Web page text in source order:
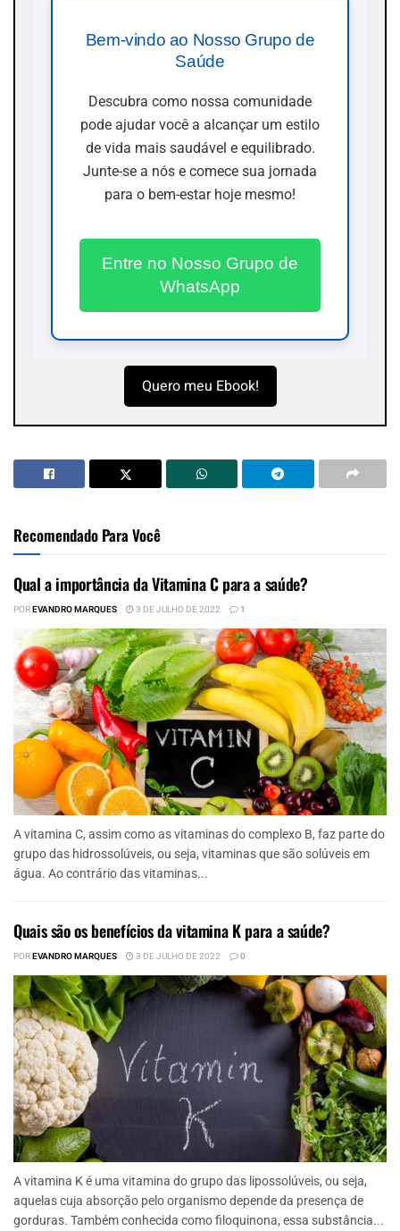
Bem-vindo ao Nosso Grupo de
Saúde
Descubra como nossa comunidade
pode ajudar você a alcançar um estilo
de vida mais saudável e equilibrado.
Junte-se a nós e comece sua jornada
para o bem-estar hoje mesmo!
Entre no Nosso Grupo de
WhatsApp
Quero meu Ebook!
Recomendado Para Você
Qual a importância da Vitamina C para a saúde?
POREVANDRO MARQUES 3 DE JULHO DE 2022 1
A vitamina C, assim como as vitaminas do complexo B, faz parte do
grupo das hidrossolúveis, ou seja, vitaminas que são solúveis em
água. Ao contrário das vitaminas...
Quais são os benefícios da vitamina K para a saúde?
POREVANDRO MARQUES 3 DE JULHO DE 2022 0
A vitamina K é uma vitamina do grupo das lipossolúveis, ou seja,
aquelas cuja absorção pelo organismo depende da presença de
gorduras. Também conhecida como filoquinona, essa substância...